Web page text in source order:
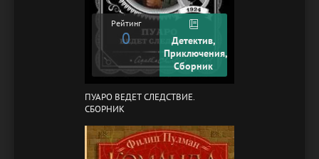
Рейтинг
0
Детектив,
Приключения,
Сборник
ПУАРО ВЕДЕТ СЛЕДСТВИЕ.
СБОРНИК